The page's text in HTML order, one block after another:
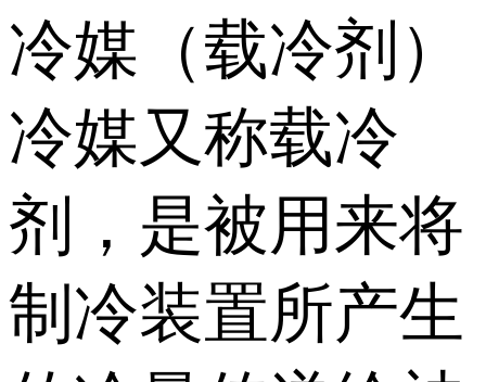
冷媒（载冷剂）
冷媒又称载冷
剂，是被用来将
制冷装置所产生